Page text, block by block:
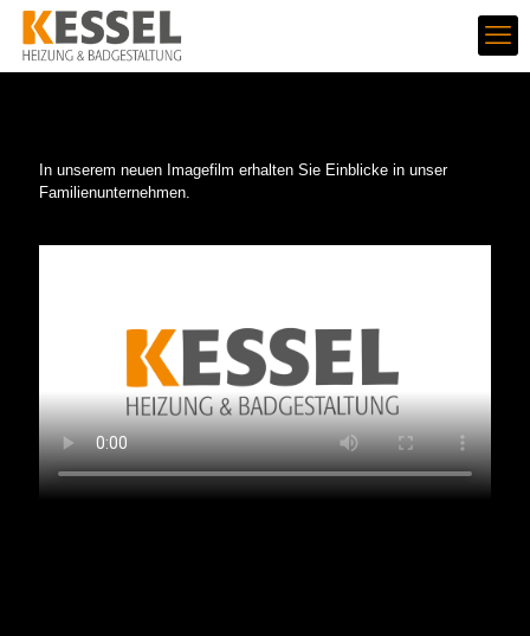
In unserem neuen Imagefilm erhalten Sie Einblicke in unser
Familienunternehmen.